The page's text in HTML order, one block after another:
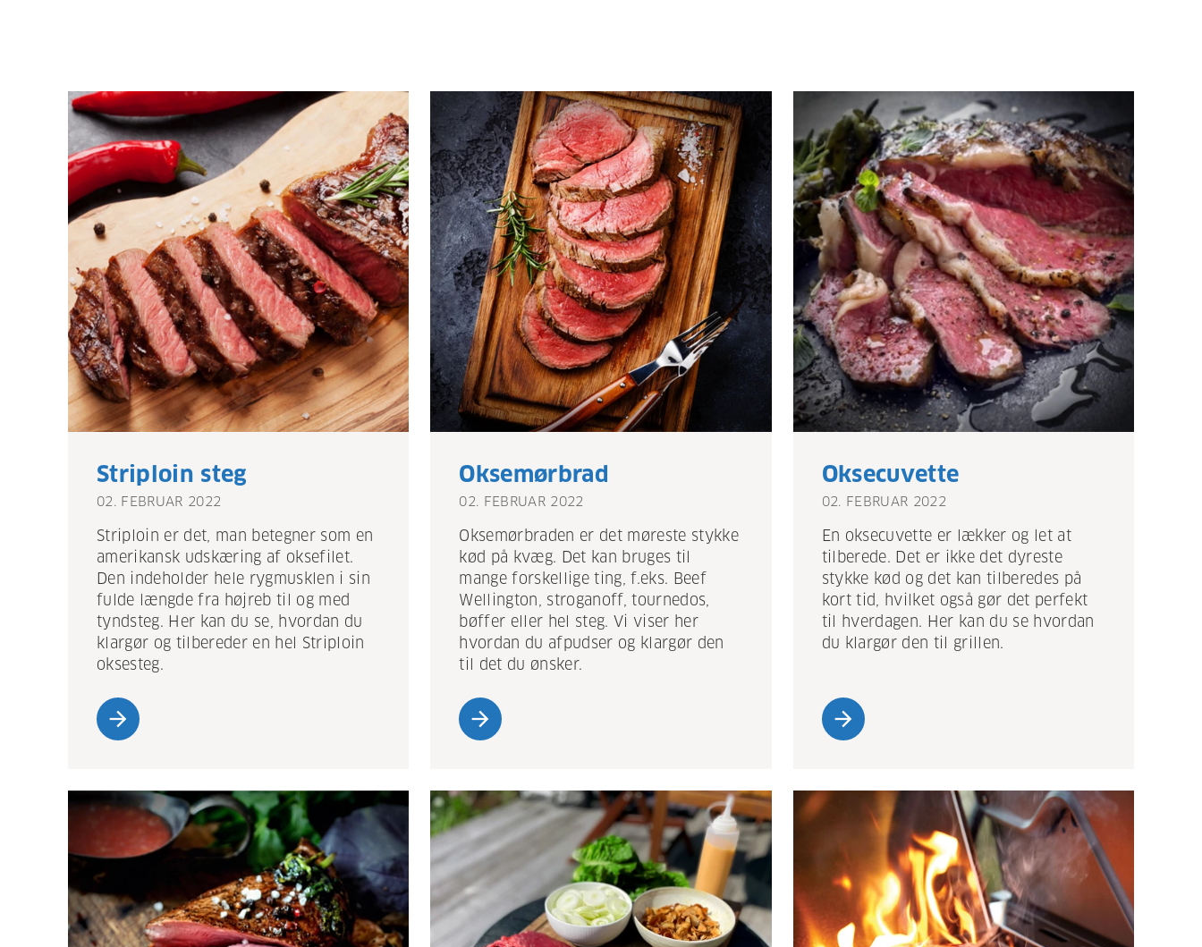
Striploin steg
02. FEBRUAR 2022
Striploin er det, man betegner som en
amerikansk udskæring af oksefilet.
Den indeholder hele rygmusklen i sin
fulde længde fra højreb til og med
tyndsteg. Her kan du se, hvordan du
klargør og tilbereder en hel Striploin
oksesteg.
arrow_forward
Oksemørbrad
02. FEBRUAR 2022
Oksemørbraden er det møreste stykke
kød på kvæg. Det kan bruges til
mange forskellige ting, f.eks. Beef
Wellington, stroganoff, tournedos,
bøffer eller hel steg. Vi viser her
hvordan du afpudser og klargør den
til det du ønsker.
arrow_forward
Oksecuvette
02. FEBRUAR 2022
En oksecuvette er lækker og let at
tilberede. Det er ikke det dyreste
stykke kød og det kan tilberedes på
kort tid, hvilket også gør det perfekt
til hverdagen. Her kan du se hvordan
du klargør den til grillen.
arrow_forward